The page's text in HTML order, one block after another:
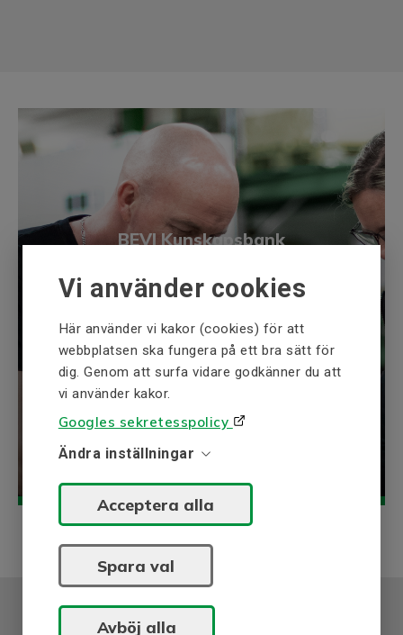
Vi använder cookies
Här använder vi kakor (cookies) för att
webbplatsen ska fungera på ett bra sätt för
dig. Genom att surfa vidare godkänner du att
vi använder kakor.
Googles sekretesspolicy
Ändra inställningar
Acceptera alla
Spara val
Avböj alla
BEVI Kunskapsbank
information inom våra expertområden
kraftgenerering.
Utforska